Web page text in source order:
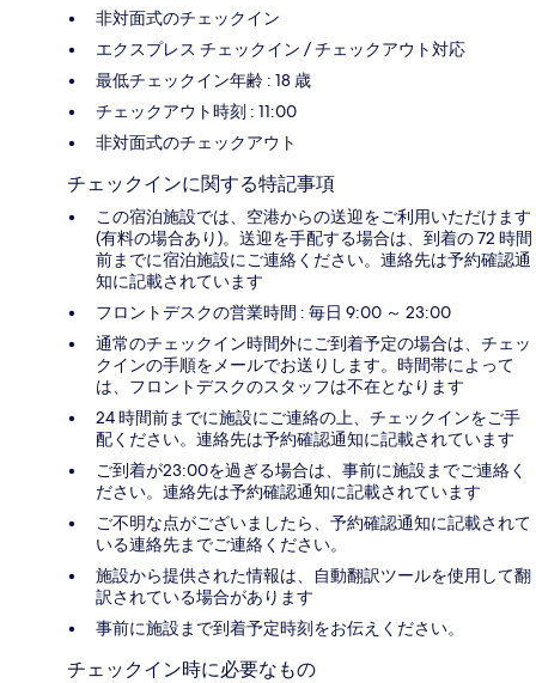
非対面式のチェックイン
エクスプレス チェックイン / チェックアウト対応
最低チェックイン年齢 : 18 歳
チェックアウト時刻 : 11:00
非対面式のチェックアウト
チェックインに関する特記事項
この宿泊施設では、空港からの送迎をご利用いただけます
(有料の場合あり)。送迎を手配する場合は、到着の 72 時間
前までに宿泊施設にご連絡ください。連絡先は予約確認通
知に記載されています
フロントデスクの営業時間 : 毎日 9:00 ～ 23:00
通常のチェックイン時間外にご到着予定の場合は、チェッ
クインの手順をメールでお送りします。時間帯によって
は、フロントデスクのスタッフは不在となります
24 時間前までに施設にご連絡の上、チェックインをご手
配ください。連絡先は予約確認通知に記載されています
ご到着が23:00を過ぎる場合は、事前に施設までご連絡く
ださい。連絡先は予約確認通知に記載されています
ご不明な点がございましたら、予約確認通知に記載されて
いる連絡先までご連絡ください。
施設から提供された情報は、自動翻訳ツールを使用して翻
訳されている場合があります
事前に施設まで到着予定時刻をお伝えください。
チェックイン時に必要なもの